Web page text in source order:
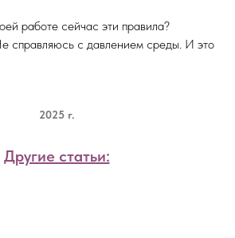
работе сейчас эти правила?
справляюсь с давлением среды. И это
2025 г.
Другие статьи: